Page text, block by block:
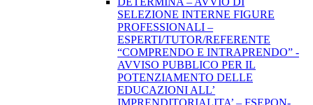
SELEZIONE INTERNE FIGURE
PROFESSIONALI –
ESPERTI/TUTOR/REFERENTE
“COMPRENDO E INTRAPRENDO” -
AVVISO PUBBLICO PER IL
POTENZIAMENTO DELLE
EDUCAZIONI ALL’